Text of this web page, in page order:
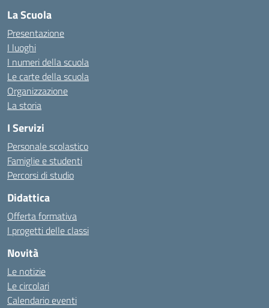
La Scuola
Presentazione
I luoghi
I numeri della scuola
Le carte della scuola
Organizzazione
La storia
I Servizi
Personale scolastico
Famiglie e studenti
Percorsi di studio
Didattica
Offerta formativa
I progetti delle classi
Novità
Le notizie
Le circolari
Calendario eventi